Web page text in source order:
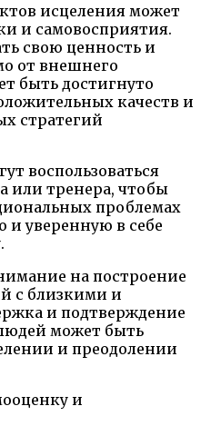
исцеления может
и самовосприятия.
свою ценность и
от внешнего
быть достигнуто
качеств и
стратегий
воспользоваться
или тренера, чтобы
проблемах
и уверенную в себе
на построение
с близкими и
и подтверждение
может быть
и преодолении
и